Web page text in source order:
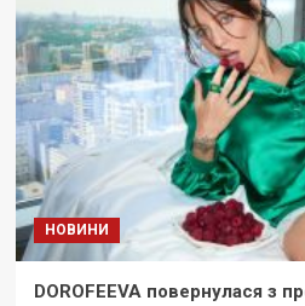
НОВИНИ
DOROFEEVA повернулася з